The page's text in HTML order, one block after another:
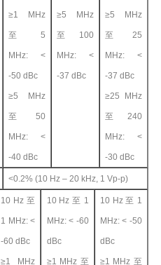
≥1 MHz
至 5
MHz: <
-50 dBc
≥5 MHz
至 50
MHz: <
-40 dBc
≥5 MHz
至 100
MHz: <
-37 dBc
≥5 MHz
至 25
MHz: <
-37 dBc
≥25 MHz
至 240
MHz: <
-30 dBc
<0.2% (10 Hz – 20 kHz, 1 Vp-p)
10 Hz至
1 MHz: <
-60 dBc
≥1 MHz
10 Hz至 1
MHz: < -60
dBc
≥1 MHz 至
10 Hz至 1
MHz: < -50
dBc
≥1 MHz 至